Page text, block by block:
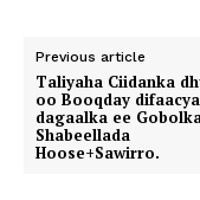
Previous article
Taliyaha Ciidanka
oo Booqday
dagaalka ee
Shabeellada
Hoose+Sawirro.